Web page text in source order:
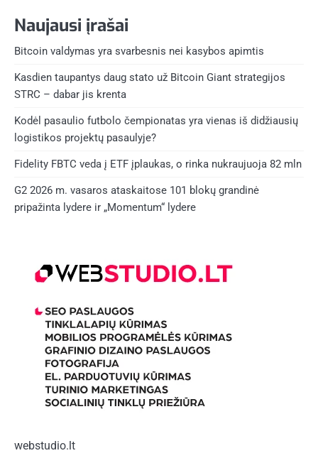
Naujausi įrašai
Bitcoin valdymas yra svarbesnis nei kasybos apimtis
Kasdien taupantys daug stato už Bitcoin Giant strategijos
STRC – dabar jis krenta
Kodėl pasaulio futbolo čempionatas yra vienas iš didžiausių
logistikos projektų pasaulyje?
Fidelity FBTC veda į ETF įplaukas, o rinka nukraujuoja 82 mln
G2 2026 m. vasaros ataskaitose 101 blokų grandinė
pripažinta lydere ir „Momentum“ lydere
webstudio.lt